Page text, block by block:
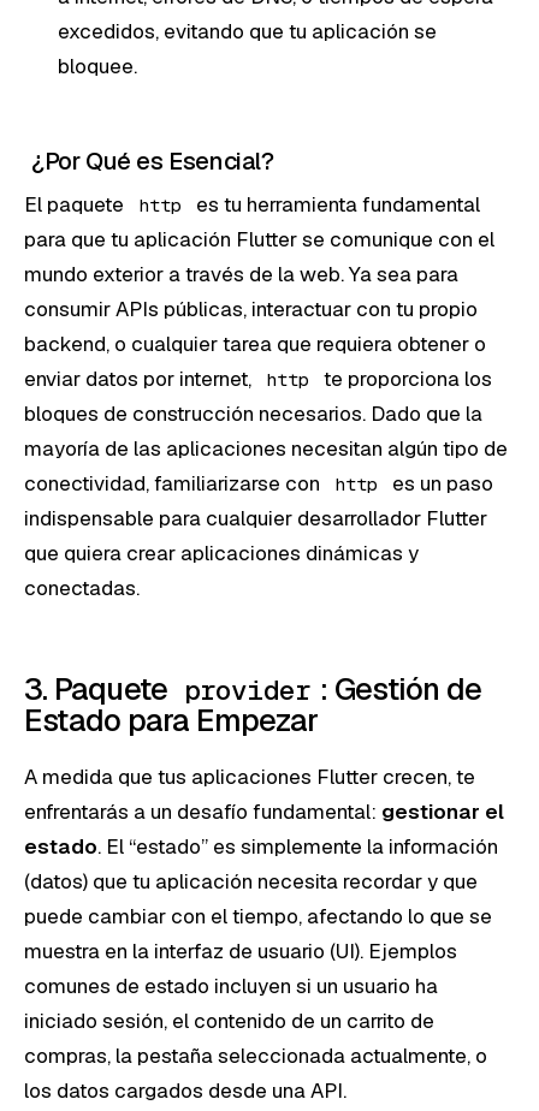
excedidos, evitando que tu aplicación se
bloquee.
¿Por Qué es Esencial?
El paquete http
es tu herramienta fundamental
para que tu aplicación Flutter se comunique con el
mundo exterior a través de la web. Ya sea para
consumir APIs públicas, interactuar con tu propio
backend, o cualquier tarea que requiera obtener o
enviar datos por internet,
http
te proporciona los
bloques de construcción necesarios. Dado que la
mayoría de las aplicaciones necesitan algún tipo de
conectividad, familiarizarse con
http
es un paso
indispensable para cualquier desarrollador Flutter
que quiera crear aplicaciones dinámicas y
conectadas.
3. Paquete provider : Gestión de
Estado para Empezar
A medida que tus aplicaciones Flutter crecen, te
enfrentarás a un desafío fundamental: gestionar el
estado. El “estado” es simplemente la información
(datos) que tu aplicación necesita recordar y que
puede cambiar con el tiempo, afectando lo que se
muestra en la interfaz de usuario (UI). Ejemplos
comunes de estado incluyen si un usuario ha
iniciado sesión, el contenido de un carrito de
compras, la pestaña seleccionada actualmente, o
los datos cargados desde una API.